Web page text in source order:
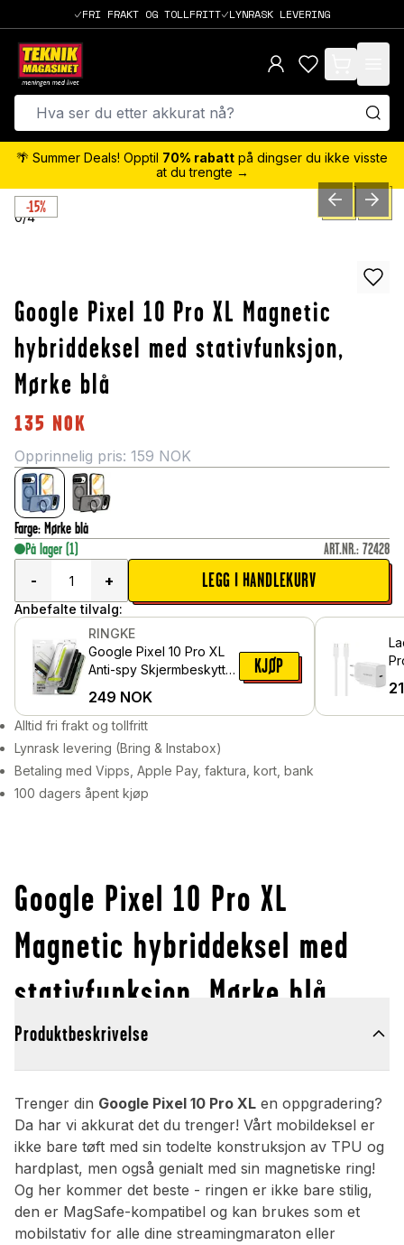
FRI FRAKT OG TOLLFRITT LYNRASK LEVERING
items in cart,
🌴 Summer Deals! Opptil 70% rabatt på dingser du ikke visste
at du trengte →
-15%
0/4 PREVIOUSNEXT
Google Pixel 10 Pro XL Magnetic
hybriddeksel med stativfunksjon,
Mørke blå
135 NOK
Opprinnelig pris: 159 NOK
Farge: Mørke blå
På lager (1) ART.NR.: 72428
-
+ LEGG I HANDLEKURV
Anbefalte tilvalg:
RINGKE
Google Pixel 10 Pro XL
Anti-spy Skjermbeskytter
monteringsram (2-pack)
249 NOK
KJØP
Alltid fri frakt og tollfritt
Lynrask levering (Bring & Instabox)
Betaling med Vipps, Apple Pay, faktura, kort, bank
100 dagers åpent kjøp
Google Pixel 10 Pro XL
Magnetic hybriddeksel med
stativfunksjon, Mørke blå
Produktbeskrivelse
Trenger din Google Pixel 10 Pro XL en oppgradering?
Da har vi akkurat det du trenger! Vårt mobildeksel er
ikke bare tøft med sin todelte konstruksjon av TPU og
hardplast, men også genialt med sin magnetiske ring!
Og her kommer det beste - ringen er ikke bare stilig,
den er MagSafe-kompatibel og kan brukes som et
mobilstativ for alle dine streamingmaraton eller